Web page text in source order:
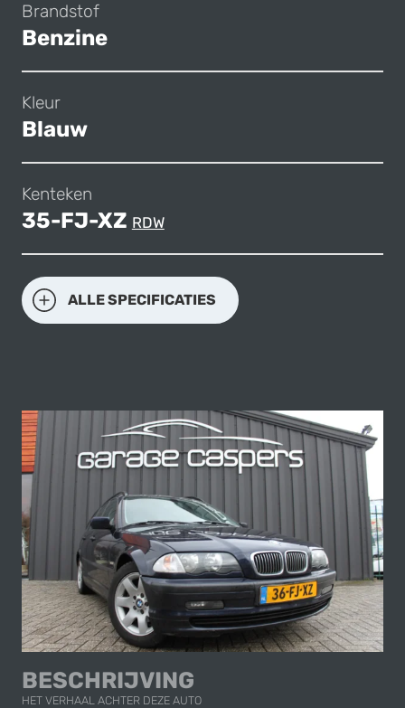
Brandstof
Benzine
Kleur
Blauw
Kenteken
35-FJ-XZ RDW
ALLE SPECIFICATIES
BESCHRIJVING
HET VERHAAL ACHTER DEZE AUTO